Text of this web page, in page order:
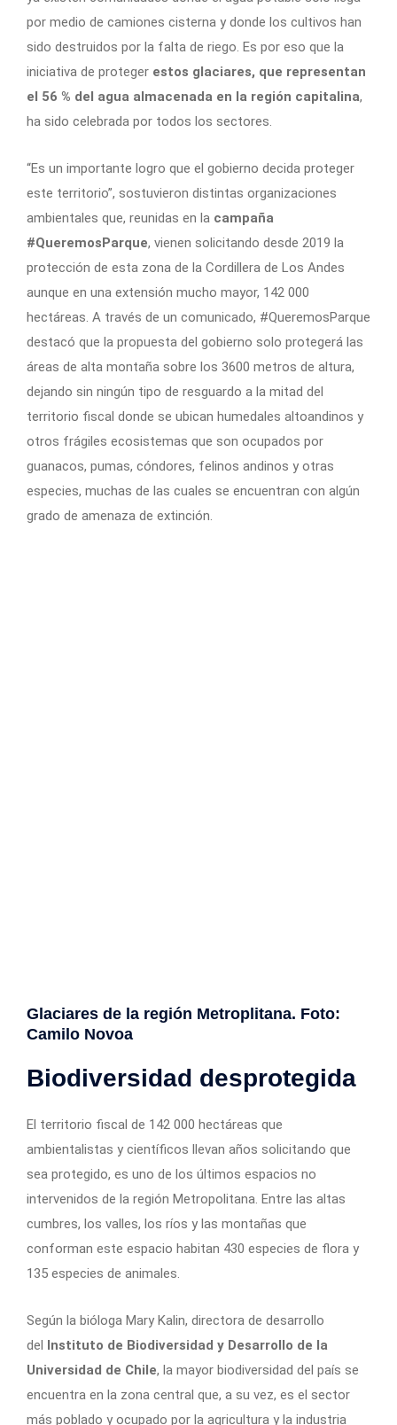
por medio de camiones cisterna y donde los cultivos han
sido destruidos por la falta de riego. Es por eso que la
iniciativa de proteger estos glaciares, que representan
el 56 % del agua almacenada en la región capitalina,
ha sido celebrada por todos los sectores.
“Es un importante logro que el gobierno decida proteger
este territorio”, sostuvieron distintas organizaciones
ambientales que, reunidas en la campaña
#QueremosParque, vienen solicitando desde 2019 la
protección de esta zona de la Cordillera de Los Andes
aunque en una extensión mucho mayor, 142 000
hectáreas. A través de un comunicado, #QueremosParque
destacó que la propuesta del gobierno solo protegerá las
áreas de alta montaña sobre los 3600 metros de altura,
dejando sin ningún tipo de resguardo a la mitad del
territorio fiscal donde se ubican humedales altoandinos y
otros frágiles ecosistemas que son ocupados por
guanacos, pumas, cóndores, felinos andinos y otras
especies, muchas de las cuales se encuentran con algún
grado de amenaza de extinción.
Glaciares de la región Metroplitana. Foto:
Camilo Novoa
Biodiversidad desprotegida
El territorio fiscal de 142 000 hectáreas que
ambientalistas y científicos llevan años solicitando que
sea protegido, es uno de los últimos espacios no
intervenidos de la región Metropolitana. Entre las altas
cumbres, los valles, los ríos y las montañas que
conforman este espacio habitan 430 especies de flora y
135 especies de animales.
Según la bióloga Mary Kalin, directora de desarrollo
del
Instituto de Biodiversidad y Desarrollo de la
Universidad de Chile, la mayor biodiversidad del país se
encuentra en la zona central que, a su vez, es el sector
más poblado y ocupado por la agricultura y la industria